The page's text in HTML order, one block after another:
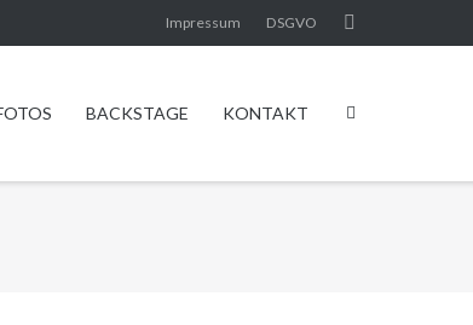
Impressum DSGVO
BACKSTAGE KONTAKT